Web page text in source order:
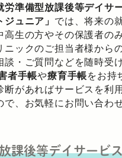
労準備型放課後等デイサ
ジュニア」 では、将来の
高生の方やその保護者の
ニックのご担当者様から
談・ご質問などを随時受
者手帳や療育手帳をお持
断があればサービスを利
で、お気軽にお問い合わ
課後等デイサービ